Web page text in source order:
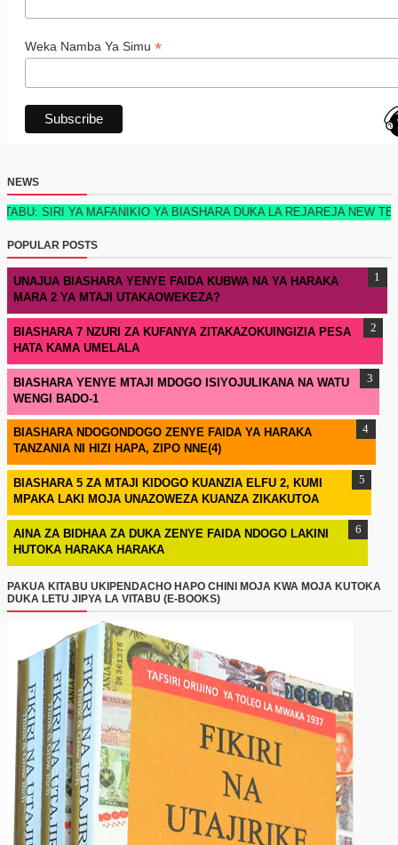
Weka Namba Ya Simu *
NEWS
YA MAFANIKIO YA BIASHARA DUKA LA REJAREJA NEW TECH
POPULAR POSTS
UNAJUA BIASHARA YENYE FAIDA KUBWA NA YA HARAKA
MARA 2 YA MTAJI UTAKAOWEKEZA?
BIASHARA 7 NZURI ZA KUFANYA ZITAKAZOKUINGIZIA PESA
HATA KAMA UMELALA
BIASHARA YENYE MTAJI MDOGO ISIYOJULIKANA NA WATU
WENGI BADO-1
BIASHARA NDOGONDOGO ZENYE FAIDA YA HARAKA
TANZANIA NI HIZI HAPA, ZIPO NNE(4)
BIASHARA 5 ZA MTAJI KIDOGO KUANZIA ELFU 2, KUMI
MPAKA LAKI MOJA UNAZOWEZA KUANZA ZIKAKUTOA
AINA ZA BIDHAA ZA DUKA ZENYE FAIDA NDOGO LAKINI
HUTOKA HARAKA HARAKA
PAKUA KITABU UKIPENDACHO HAPO CHINI MOJA KWA MOJA KUTOKA
DUKA LETU JIPYA LA VITABU (E-BOOKS)